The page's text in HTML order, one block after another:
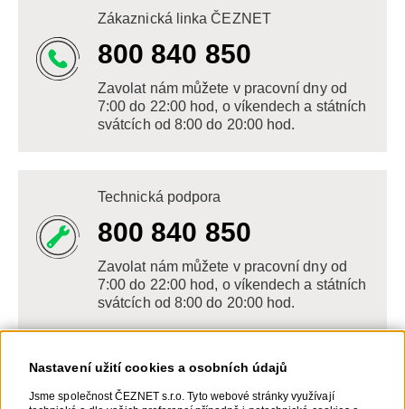
Nastavení užití cookies a osobních údajů
Jsme společnost ČEZNET s.r.o. Tyto webové stránky využívají
Zákaznická linka ČEZNET
800 840 850
Zavolat nám můžete v pracovní dny od
7:00 do 22:00 hod, o víkendech a státních
svátcích od 8:00 do 20:00 hod.
Technická podpora
800 840 850
Zavolat nám můžete v pracovní dny od
7:00 do 22:00 hod, o víkendech a státních
svátcích od 8:00 do 20:00 hod.
Napište nám